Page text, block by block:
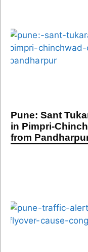
Pune: Sant
in Pimpri-
from